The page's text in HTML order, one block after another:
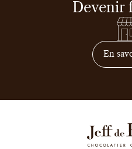
Devenir
En